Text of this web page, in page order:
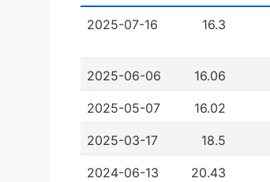
2025-07-16 16.3
2025-06-06 16.06
2025-05-07 16.02
2025-03-17 18.5
2024-06-13 20.43